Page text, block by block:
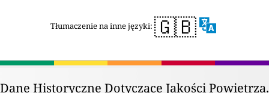
Tłumaczenie na inne języki: 🇬🇧
Dane Historyczne Dotyczące Jakości Powietrza.